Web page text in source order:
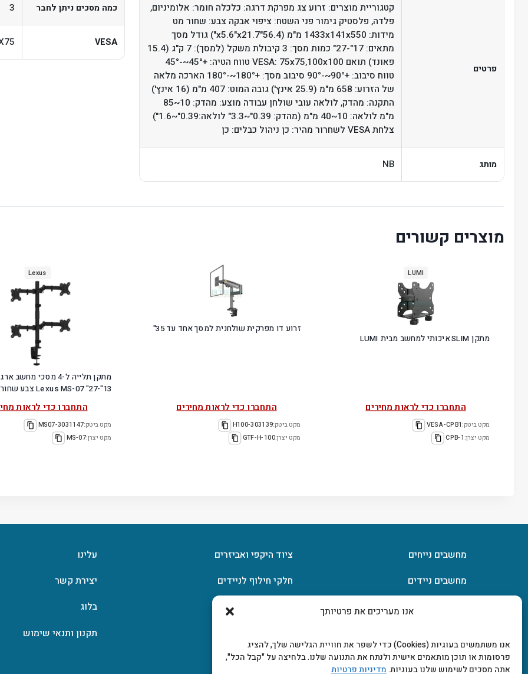
אנו מעריכים את פרטיותך
אנו משתמשים בעוגיות (Cookies) כדי לשפר את חוויית הגלישה שלך, להציג
פרסומות או תוכן מותאמים אישית ולנתח את התנועה שלנו. בלחיצה על "קבל הכל",
אתה מסכים לשימוש שלנו בעוגיות.מדיניות פרטיות
פרטים
קטגוריית מוצרים: זרוע צג מפרקת דרגה: כלכלה חומר: אלומיניום,
פלדה, פלסטיק גימור פני השטח: ציפוי אבקה צבע: שחור מט
מידות: 1433x141x550 מ"מ (56.4"x5.6"x21.7") גודל מסך
מתאים: 17"-27" כמות מסך: 3 קיבולת משקל (למסך): 7 ק"ג (15.4
פאונד) תואם VESA: 75x75,100x100 טווח הטיה: +45°~-45°
טווח סיבוב: +90°~-90° סיבוב מסך: +180°~-180° הארכה מלאה
של הזרוע: 658 מ"מ (25.9 אינץ') גובה המוט: 407 מ"מ (16 אינץ')
התקנה: מהדק, לולאה עובי שולחן עבודה מוצע: מהדק: 10~85
מ"מ לולאה: 10~40 מ"מ (מהדק: 0.39"~3.3" לולאה:0.39"~1.6")
צלחת VESA לשחרור מהיר: כן ניהול כבלים: כן
מותג NB
כמה מסכים ניתן לחבר 3
VESA
מוצרים קשורים
LUMI
מתקן SLIM איכותי למחשב מבית LUMI
התחברו כדי לראות מחירים
מקט ביטק:VESA-CPB1
מקט יצרן:CPB-1
זרוע דו מפרקית שולחנית למסך אחד עד 35"
התחברו כדי לראות מחירים
מקט ביטק:303139-H100
מקט יצרן:GTF-H-100
Lexus
מתקן תלייה ל-4 מסכי מחשב
13"-27" Lexus MS-07 צבע שחור 1Y
התחברו כדי לראות
מקט ביטק:3031147-MS07
מקט יצרן:MS-07
מחשבים נייחים
מחשבים ניידים
ציוד היקפי ואביזרים
חלקי חילוף לניידים
עלינו
יצירת קשר
בלוג
תקנון ותנאי שימוש